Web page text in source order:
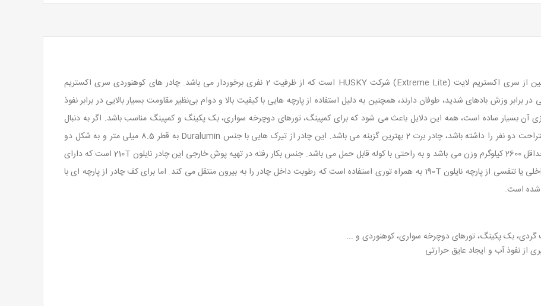
چادر BRET 2 محصولی از برند هاسکی می باشد و همچنین از سری اکستریم لایت (Extreme Lite) شرکت HUSKY است که از ظرفیت 2 نفری برخوردار می باشد. چادر های کوهنوردی سری اکستریم
برابر وزش بادهای شدید، طوفان دارند، همچنین به دلیل استفاده از پارچه هایی با کیفیت بالا و دوام بی‌نظیر مقاومت بسیار بالایی در برابر نفوذ
آن بسیار ساده است، همه این دلایل باعث می شود که برای کمپینگ، تورهای دوچرخه سواری، بک پکینگ و کمپینگ مناسب باشد. اگر به دنبال
چادری هستید که در عین سبک وزنی، فضای کافی برای استراحت دو نفر را داشته باشد، چادر برت 2 بهترین گزینه می باشد. این چادر از تیرک هایی با جنس Duralumin به قطر 8.5 میلی متر و به شکل دو
پوش طراحی شده است. چادر هاسکی مدل BRET دارای حداقل 2600 کیلوگرم وزن می باشد و به راحتی با کوله قابل حمل می باشد. جنس بکار رفته در تهیه پوش خارجی این چادر نایلون 210T است که دارای
پوشش ضد آب تا 6000 میلی متر می باشد. در تهیه پوش داخلی یا تنفسی از پارچه نایلون 190T به همراه توری استفاده است که رطوبت داخل چادر را به بیرون منتقل می کند. اما برای کف چادر از پارچه ای با
بک پکینگ، تورهای دوچرخه سواری، کوهنوردی و ...
از نفوذ آب و ایجاد عایق حرارتی